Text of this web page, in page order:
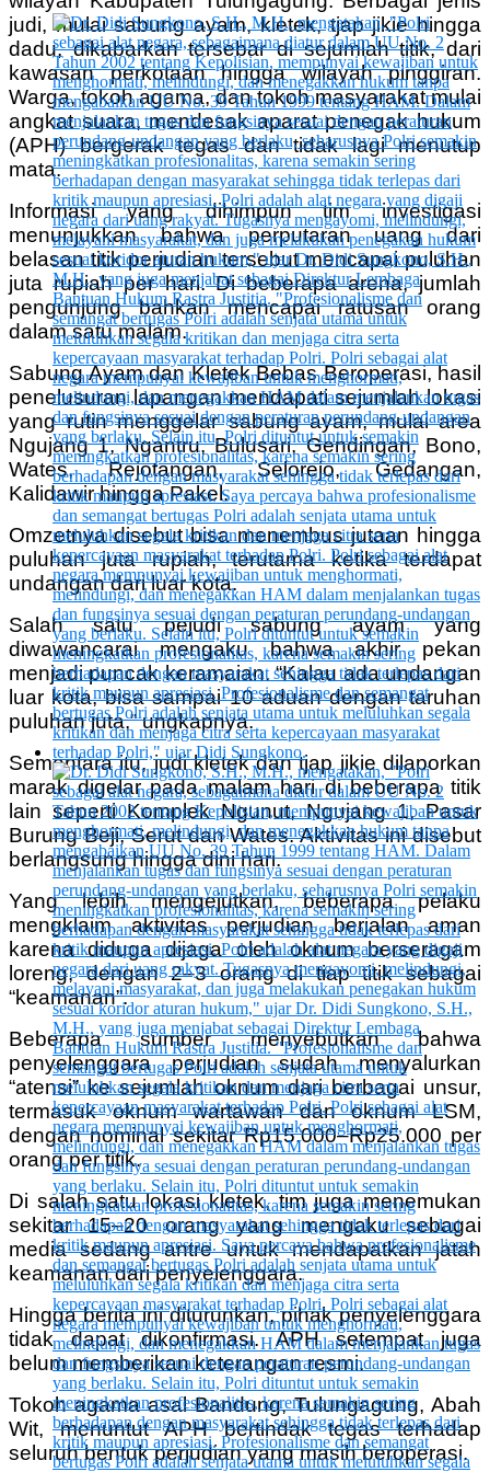
judi, mulai sabung ayam, kletek, tjap jikie hingga
dadu, dikabarkan tersebar di sejumlah titik, dari
kawasan perkotaan hingga wilayah pinggiran.
Warga, tokoh agama, dan tokoh masyarakat mulai
angkat suara, mendesak aparat penegak hukum
(APH) bergerak tegas dan tidak lagi menutup
mata.
Informasi yang dihimpun tim investigasi
menunjukkan bahwa perputaran uang dari
belasan titik perjudian tersebut mencapai puluhan
juta rupiah per hari. Di beberapa arena, jumlah
pengunjung bahkan mencapai ratusan orang
dalam satu malam.
Sabung Ayam dan Kletek Bebas Beroperasi, hasil
penelusuran lapangan mendapati sejumlah lokasi
yang rutin menggelar sabung ayam, mulai area
Ngujang 1, Ngantru, Bulusari, Gendingan, Bono,
Wates, Rejotangan, Selorejo, Gedangan,
Kalidawir hingga Pakel.
Omzetnya disebut bisa menembus jutaan hingga
puluhan juta rupiah, terutama ketika terdapat
undangan dari luar kota.
Salah satu pejudi sabung ayam yang
diwawancarai mengaku bahwa akhir pekan
menjadi puncak keramaian. “Kalau ada undangan
luar kota, bisa sampai 10 aduan dengan taruhan
puluhan juta,” ungkapnya.
Sementara itu, judi kletek dan tjap jikie dilaporkan
marak digelar pada malam hari di beberapa titik
lain seperti Komplek Ngunut, Ngujang 1, Pasar
Burung Beji, Serut dan Wates. Aktivitas ini disebut
berlangsung hingga dini hari.
Yang lebih mengejutkan, beberapa pelaku
mengklaim aktivitas perjudian berjalan aman
karena diduga dijaga oleh oknum berseragam
loreng, dengan 2–3 orang di tiap titik sebagai
“keamanan”.
Beberapa sumber menyebutkan bahwa
penyelenggara perjudian sudah menyalurkan
“atensi” ke sejumlah oknum dari berbagai unsur,
termasuk oknum wartawan dan oknum LSM,
dengan nominal sekitar Rp15.000–Rp25.000 per
orang per titik.
Di salah satu lokasi kletek, tim juga menemukan
sekitar 15–20 orang yang mengaku sebagai
media sedang antre untuk mendapatkan jatah
keamanan dari penyelenggara.
Hingga berita ini diturunkan, pihak penyelenggara
tidak dapat dikonfirmasi. APH setempat juga
belum memberikan keterangan resmi.
Tokoh agama asal Bandung, Tulungagung, Abah
Wit, menuntut APH bertindak tegas terhadap
seluruh bentuk perjudian yang masih beroperasi.